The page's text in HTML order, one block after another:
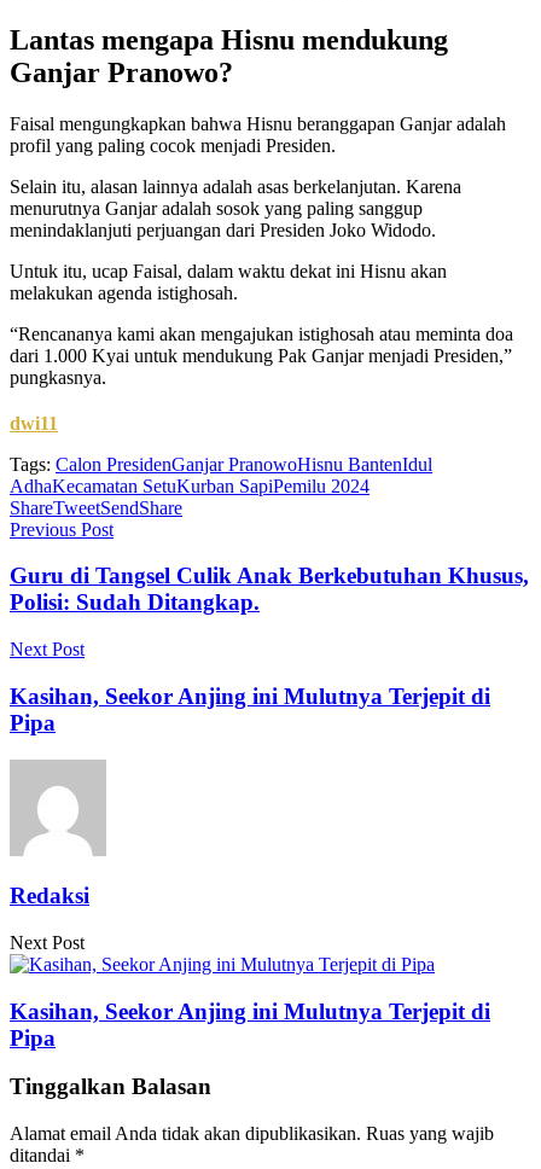
Lantas mengapa Hisnu mendukung
Ganjar Pranowo?
Faisal mengungkapkan bahwa Hisnu beranggapan Ganjar adalah
profil yang paling cocok menjadi Presiden.
Selain itu, alasan lainnya adalah asas berkelanjutan. Karena
menurutnya Ganjar adalah sosok yang paling sanggup
menindaklanjuti perjuangan dari Presiden Joko Widodo.
Untuk itu, ucap Faisal, dalam waktu dekat ini Hisnu akan
melakukan agenda istighosah.
“Rencananya kami akan mengajukan istighosah atau meminta doa
dari 1.000 Kyai untuk mendukung Pak Ganjar menjadi Presiden,”
pungkasnya.
dwi11
Tags: Calon PresidenGanjar PranowoHisnu BantenIdul
AdhaKecamatan SetuKurban SapiPemilu 2024
ShareTweetSendShare
Previous Post
Guru di Tangsel Culik Anak Berkebutuhan Khusus,
Polisi: Sudah Ditangkap.
Next Post
Kasihan, Seekor Anjing ini Mulutnya Terjepit di
Pipa
Redaksi
Next Post
Kasihan, Seekor Anjing ini Mulutnya Terjepit di
Pipa
Tinggalkan Balasan
Alamat email Anda tidak akan dipublikasikan. Ruas yang wajib
ditandai *